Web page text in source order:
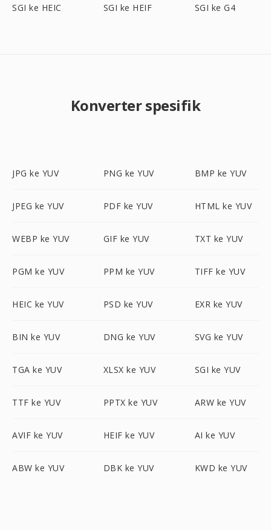
SGI ke HEIC SGI ke HEIF SGI ke G4
Konverter spesifik
JPG ke YUV PNG ke YUV BMP ke YUV
JPEG ke YUV PDF ke YUV HTML ke YUV
WEBP ke YUV GIF ke YUV TXT ke YUV
PGM ke YUV PPM ke YUV TIFF ke YUV
HEIC ke YUV PSD ke YUV EXR ke YUV
BIN ke YUV DNG ke YUV SVG ke YUV
TGA ke YUV XLSX ke YUV SGI ke YUV
TTF ke YUV PPTX ke YUV ARW ke YUV
AVIF ke YUV HEIF ke YUV AI ke YUV
ABW ke YUV DBK ke YUV KWD ke YUV